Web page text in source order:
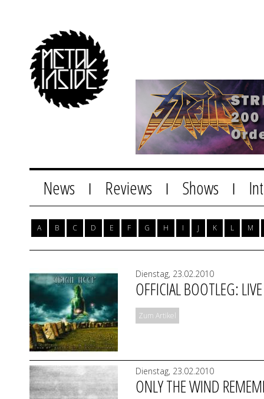
News Reviews Shows
A B C D E F G H I J K L M
Dienstag, 23.02.2010
OFFICIAL BOOTLEG:
Zum Artikel
Dienstag, 23.02.2010
ONLY THE WIND